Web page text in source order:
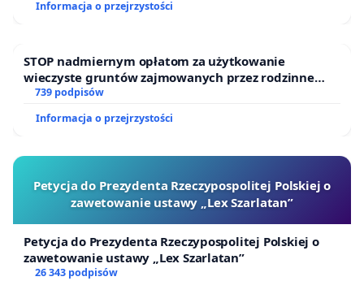
Informacja o przejrzystości
STOP nadmiernym opłatom za użytkowanie
wieczyste gruntów zajmowanych przez rodzinne
ogrody działkowe.
739 podpisów
Informacja o przejrzystości
Petycja do Prezydenta Rzeczypospolitej Polskiej o
zawetowanie ustawy „Lex Szarlatan”
Petycja do Prezydenta Rzeczypospolitej Polskiej o
zawetowanie ustawy „Lex Szarlatan”
26 343 podpisów